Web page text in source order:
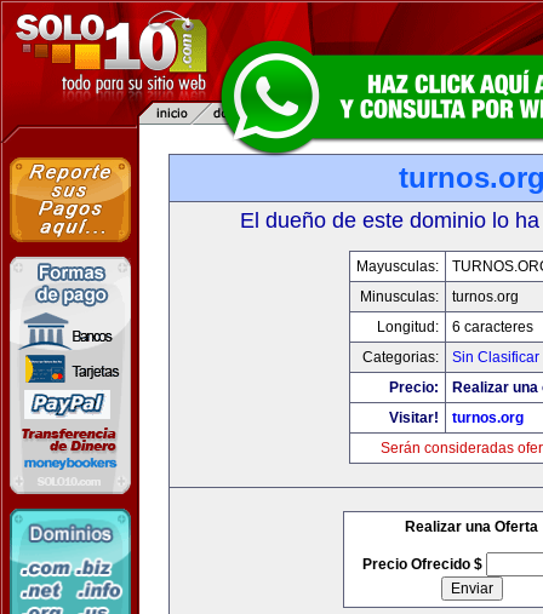
El dueño de este dominio lo
Mayusculas:
Minusculas:
turnos.org
Longitud:
6 caracteres
Categorias:
Sin Clasificar
Precio:
Realizar
Visitar!
turnos.org
Serán consideradas
Realizar una Oferta
Precio Ofrecido $